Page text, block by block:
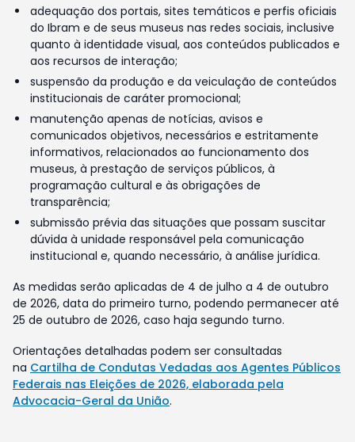
adequação dos portais, sites temáticos e perfis oficiais
do Ibram e de seus museus nas redes sociais, inclusive
quanto à identidade visual, aos conteúdos publicados e
aos recursos de interação;
suspensão da produção e da veiculação de conteúdos
institucionais de caráter promocional;
manutenção apenas de notícias, avisos e
comunicados objetivos, necessários e estritamente
informativos, relacionados ao funcionamento dos
museus, à prestação de serviços públicos, à
programação cultural e às obrigações de
transparência;
submissão prévia das situações que possam suscitar
dúvida à unidade responsável pela comunicação
institucional e, quando necessário, à análise jurídica.
As medidas serão aplicadas de 4 de julho a 4 de outubro
de 2026, data do primeiro turno, podendo permanecer até
25 de outubro de 2026, caso haja segundo turno.
Orientações detalhadas podem ser consultadas
na Cartilha de Condutas Vedadas aos Agentes Públicos
Federais nas Eleições de 2026, elaborada pela
Advocacia-Geral da União.